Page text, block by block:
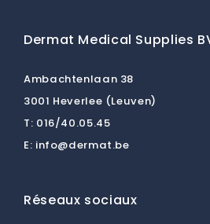
Dermat Medical Supplies
Ambachtenlaan 38
3001 Heverlee (Leuven)
T: 016/40.05.45
E: info@dermat.be
Réseaux sociaux